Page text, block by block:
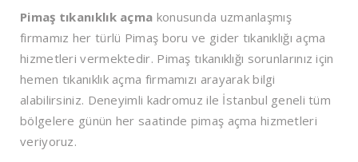
Pimaş tıkanıklık açma konusunda uzmanlaşmış
firmamız her türlü Pimaş boru ve gider tıkanıklığı açma
hizmetleri vermektedir. Pimaş tıkanıklığı sorunlarınız için
hemen tıkanıklık açma firmamızı arayarak bilgi
alabilirsiniz. Deneyimli kadromuz ile İstanbul geneli tüm
bölgelere günün her saatinde pimaş açma hizmetleri
veriyoruz.